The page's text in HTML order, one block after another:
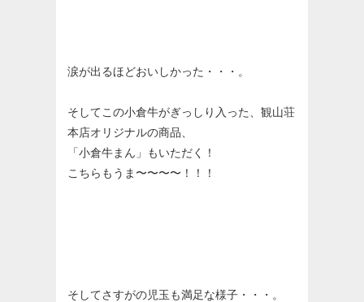
涙が出るほどおいしかった・・・。
そしてこの小倉牛がぎっしり入った、観山荘
本店オリジナルの商品、
「小倉牛まん」もいただく！
こちらもうま〜〜〜〜！！！
そしてさすがの児玉も満足な様子・・・。